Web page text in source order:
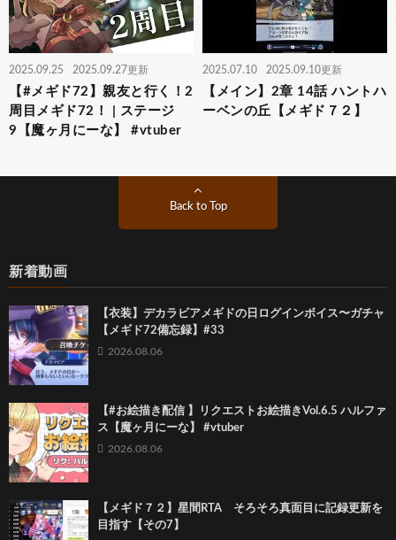
2025.09.25 2025.09.27更新
【#メギド72】親友と行く！2
周目メギド72！ | ステージ
9【魔ヶ月にーな】 #vtuber
2025.07.10 2025.09.10更新
【メイン】2章 14話 ハントハ
ーベンの丘【メギド７２】
Back to Top
新着動画
【衣装】デカラビアメギドの日ログインボイス〜ガチャ
【メギド72備忘録】#33
2026.08.06
【#お絵描き配信 】リクエストお絵描きVol.6.5 ハルファ
ス【魔ヶ月にーな】 #vtuber
2026.08.06
【メギド７２】星間RTA そろそろ真面目に記録更新を
目指す【その7】